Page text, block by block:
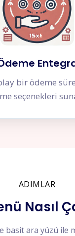
bir ödeme
seçenekleri
ADIMLAR
Nasıl
basit ara yüzü ile